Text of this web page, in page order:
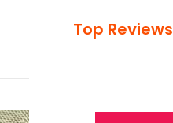
Top Reviews